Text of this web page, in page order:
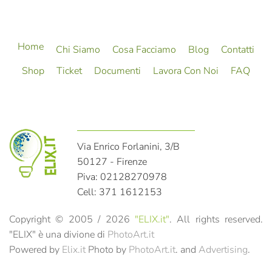
Home Chi Siamo Cosa Facciamo Blog
Contatti
Shop
Ticket Documenti Lavora Con Noi FAQ
Via Enrico Forlanini, 3/B
50127 - Firenze
Piva: 02128270978
Cell: 371 1612153
Copyright © 2005 / 2026 "ELIX.it". All rights reserved.
"ELIX" è una divione di PhotoArt.it
Powered by Elix.itPhoto by PhotoArt.it. and Advertising.